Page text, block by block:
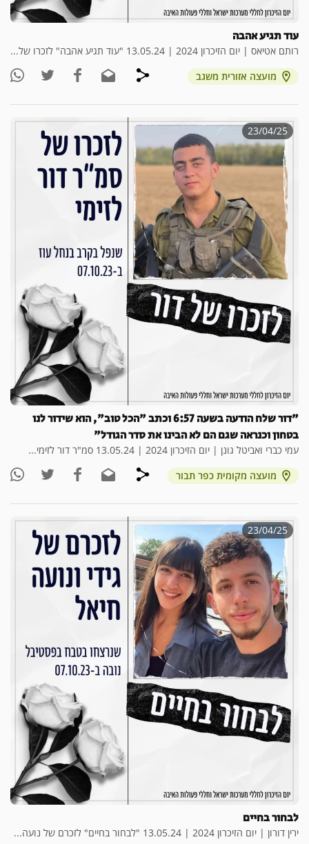
עוד תגיע אהבה
רותם אטיאס | יום הזיכרון 2024 | 13.05.24 "עוד תגיע אהבה" לזכרו של...
מועצה אזורית משגב
23/04/25
"דור שלח הודעה בשעה 6:57 וכתב "הכל טוב", הוא שידור לנו
בטחון וכנראה שגם הם לא הבינו את סדר הגודל"
עמי כברי ואביטל גונן | יום הזיכרון 2024 | 13.05.24 סמ"ר דור לזימי...
מועצה מקומית כפר תבור
23/04/25
לבחור בחיים
ירין דורון | יום הזיכרון 2024 | 13.05.24 "לבחור בחיים" לזכרם של נועה...